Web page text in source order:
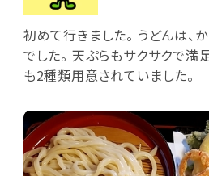
初めて行きました。 うどんは、
でした。 天ぷらもサクサクで満
も2種類用意されていました。